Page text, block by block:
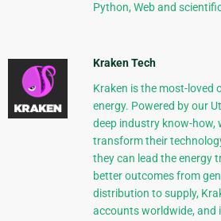
Python, Web and
Kraken Tech
Kraken is the most-loved
energy. Powered by our
deep industry know-how,
transform their
they can lead the energy
better outcomes from
distribution to supply,
accounts worldwide, and